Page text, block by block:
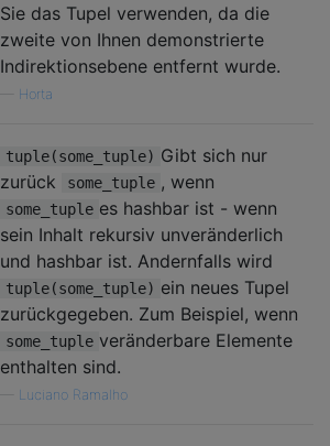
Sie das Tupel verwenden, da die
zweite von Ihnen demonstrierte
Indirektionsebene entfernt wurde.
Horta
tuple(some_tuple) Gibt sich nur
zurück
some_tuple , wenn
some_tuple es hashbar ist - wenn
sein Inhalt rekursiv unveränderlich
und hashbar ist. Andernfalls wird
tuple(some_tuple) ein neues Tupel
zurückgegeben. Zum Beispiel, wenn
some_tuple veränderbare Elemente
enthalten sind.
Luciano Ramalho